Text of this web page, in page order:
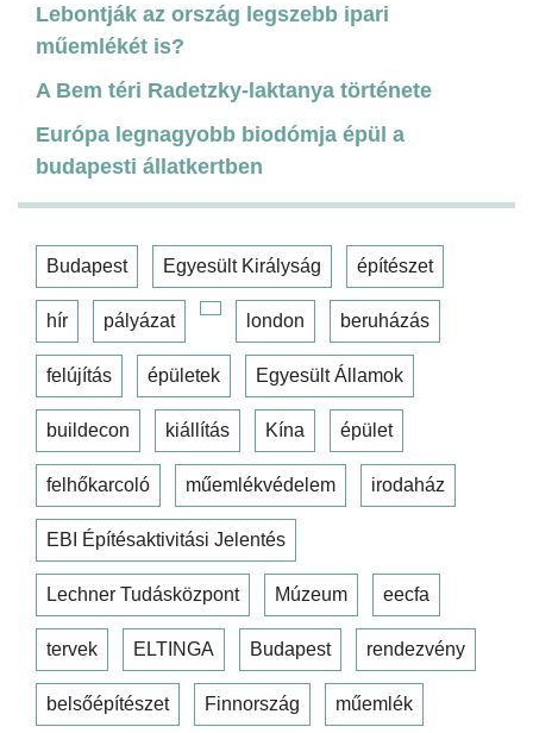
Lebontják az ország legszebb ipari
műemlékét is?
A Bem téri Radetzky-laktanya története
Európa legnagyobb biodómja épül a
budapesti állatkertben
Budapest Egyesült Királyság építészet
hír pályázat london beruházás
felújítás épületek Egyesült Államok
buildecon kiállítás Kína épület
felhőkarcoló műemlékvédelem irodaház
EBI Építésaktivitási Jelentés
Lechner Tudásközpont Múzeum eecfa
tervek ELTINGA Budapest rendezvény
belsőépítészet Finnország műemlék